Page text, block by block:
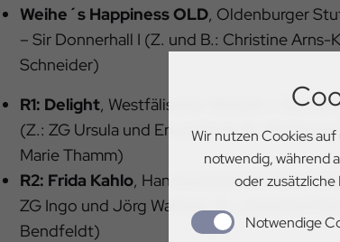
Wir nutzen Cookies
notwendig, während
oder
Notwendige
Weihe´s Happiness OLD, Oldenburger
– Sir Donnerhall I (Z. und B.: Christine Arns-
Schneider)
R1: Delight, Westfälischer Wallach v.
(Z.: ZG Ursula und Ernst Prost, B.:
Marie Thamm)
R2: Frida Kahlo, Hannoveraner Stute v.
ZG Ingo und Jörg Walinski, B.: Jeanette
Bendfeldt)